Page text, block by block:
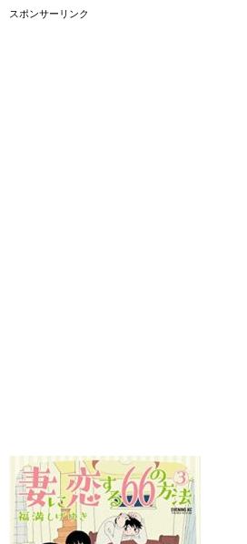
スポンサーリンク